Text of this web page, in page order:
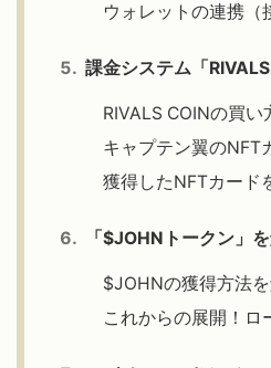
ウォレットの連携（
課金システム「
RIVALS COINの買い
キャプテン翼のNFT
獲得したNFTカード
「$JOHNトークン」
$JOHNの獲得方法を
これからの展開！ロ